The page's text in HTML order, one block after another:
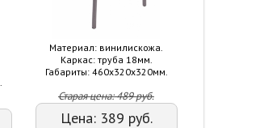
Материал: винилискожа.
Каркас: труба 18мм.
Габариты: 460х320х320мм.
Старая цена:489руб.
Цена: 389 руб.